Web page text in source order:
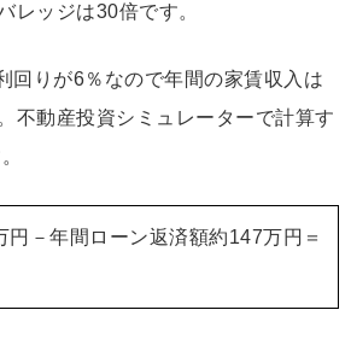
レッジは30倍です。
回りが6％なので年間の家賃収入は
不動産投資シミュレーターで計算す
円－年間ローン返済額約147万円＝